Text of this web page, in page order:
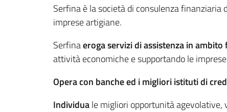
Serfina è la società di consulenza finanziaria
imprese artigiane.
Serfinaeroga servizi di assistenza in ambito
attività economiche e supportando le
Opera con banche ed i migliori istituti di
Individuale migliori opportunità